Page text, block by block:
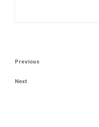
Previous
Previous
Next
Next